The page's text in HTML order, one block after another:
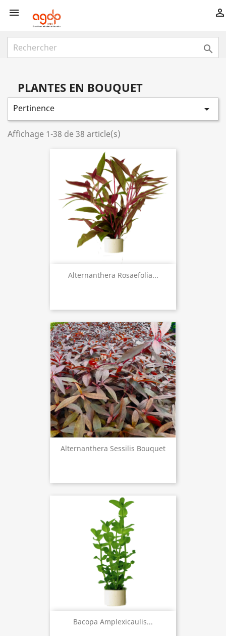
 

PLANTES EN BOUQUET
Pertinence 
Affichage 1-38 de 38 article(s)
Alternanthera Rosaefolia...
Alternanthera Sessilis Bouquet
Bacopa Amplexicaulis...